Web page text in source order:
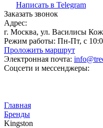
Написать в Telegram
Заказать звонок
Адрес:
г. Москва, ул. Василисы
Режим работы: Пн-Пт, с
Проложить маршрут
Электронная почта:
Соцсети и мессенджеры:
Главная
Бренды
Kingston